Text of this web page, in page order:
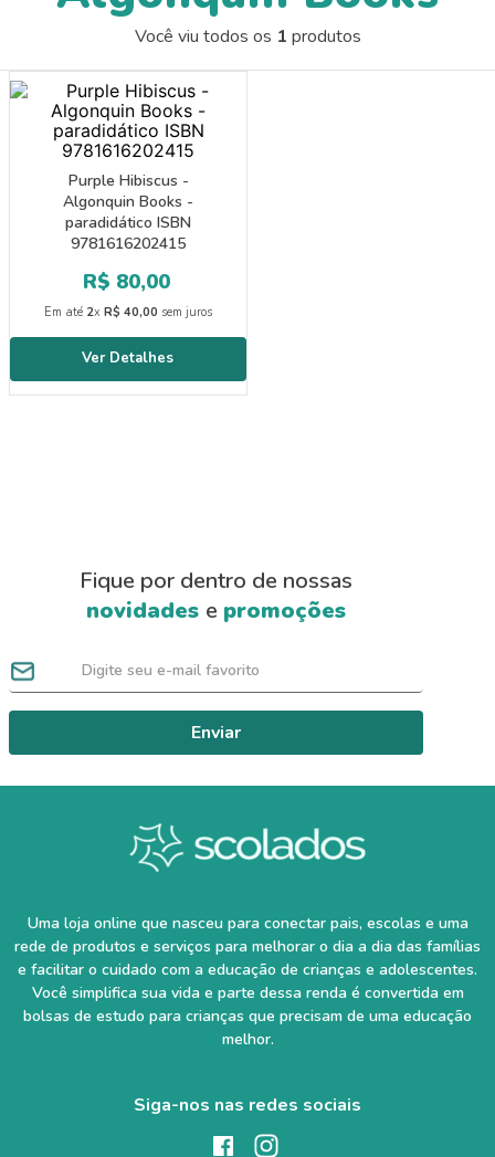
Você viu todos os 1 produtos
Purple Hibiscus -
Algonquin Books -
paradidático ISBN
9781616202415
R$ 80,00
Em até 2x R$ 40,00 sem juros
Fique por dentro de nossas
novidades e promoções
Enviar
Uma loja online que nasceu para conectar pais, escolas e uma
rede de produtos e serviços para melhorar o dia a dia das famílias
e facilitar o cuidado com a educação de crianças e adolescentes.
Você simplifica sua vida e parte dessa renda é convertida em
bolsas de estudo para crianças que precisam de uma educação
melhor.
Siga-nos nas redes sociais